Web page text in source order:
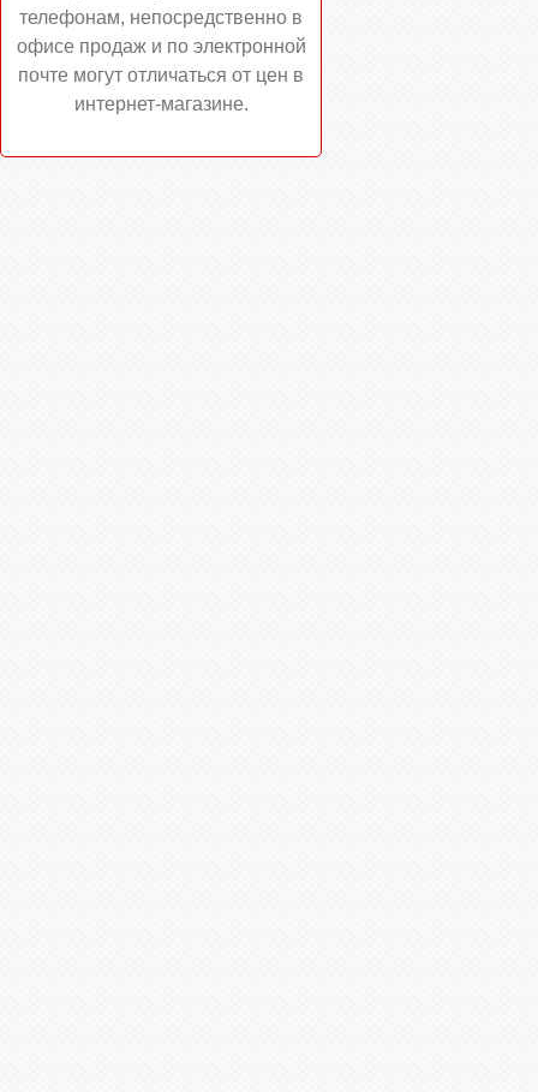
телефонам, непосредственно в
офисе продаж и по электронной
почте могут отличаться от цен в
интернет-магазине.